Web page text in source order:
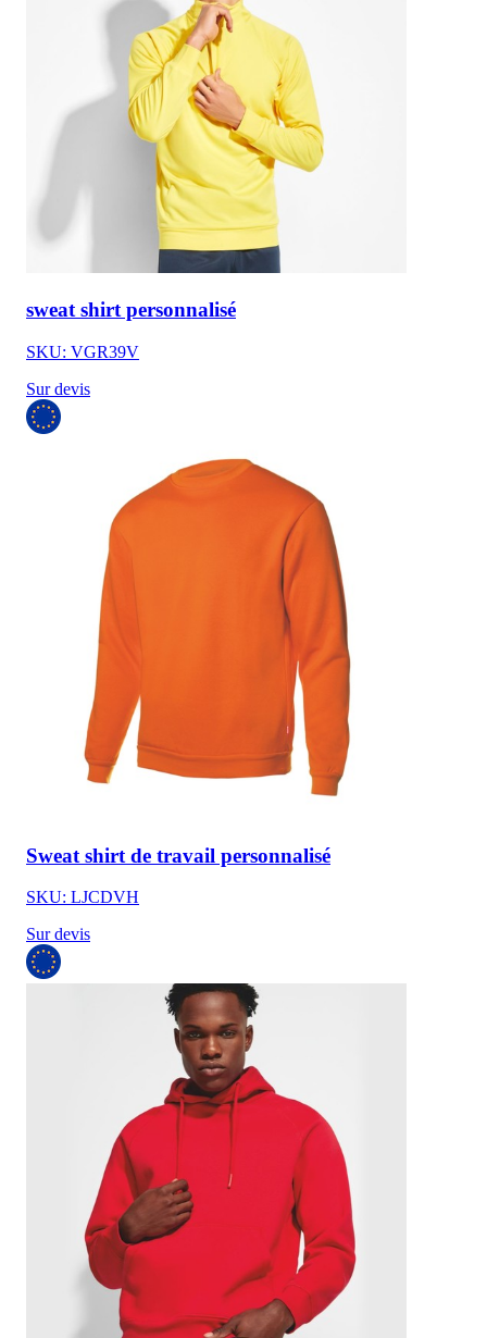
sweat shirt personnalisé
SKU: VGR39V
Sur devis
Sweat shirt de travail personnalisé
SKU: LJCDVH
Sur devis